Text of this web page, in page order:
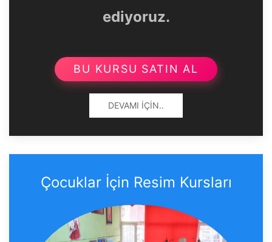
ediyoruz.
BU KURSU SATIN AL
DEVAMI İÇIN..
Çocuklar İçin Resim Kursları